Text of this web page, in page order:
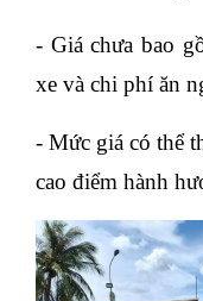
- Giá chưa bao
xe và chi phí ăn
- Mức giá có thể
cao điểm hành